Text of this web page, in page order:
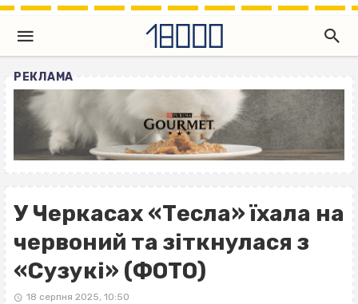
РЕКЛАМА
У Черкасах «Тесла» їхала на
червоний та зіткнулася з
«Сузукі» (ФОТО)
18 серпня 2025, 10:50